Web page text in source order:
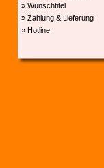
» Wunschtitel
» Zahlung & Lieferung
» Hotline